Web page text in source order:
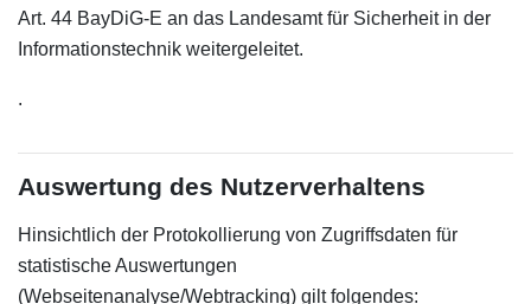
Art. 44 BayDiG-E an das Landesamt für Sicherheit in der
Informationstechnik weitergeleitet.
.
Auswertung des Nutzerverhaltens
Hinsichtlich der Protokollierung von Zugriffsdaten für
statistische Auswertungen
(Webseitenanalyse/Webtracking) gilt folgendes: